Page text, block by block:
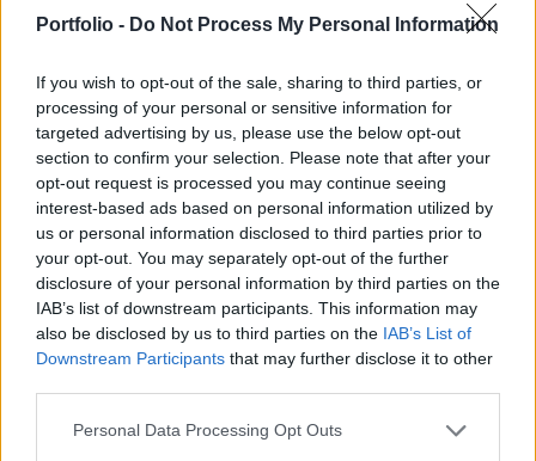
Portfolio - Do Not Process My Personal Information
If you wish to opt-out of the sale, sharing to third parties, or
processing of your personal or sensitive information for
targeted advertising by us, please use the below opt-out
section to confirm your selection. Please note that after your
opt-out request is processed you may continue seeing
interest-based ads based on personal information utilized by
us or personal information disclosed to third parties prior to
your opt-out. You may separately opt-out of the further
disclosure of your personal information by third parties on the
IAB’s list of downstream participants. This information may
also be disclosed by us to third parties on the IAB’s List of
Downstream Participants that may further disclose it to other
Personal Data Processing Opt Outs
októberben – jelentette a Központi Statisztikai
Hivatal. A bővülést az energiaárak
normalizálódása okozza az import oldalán.
A külkereskedelmi termékforgalom az első becslés szerint
1 milliárd euró volt, de októberben az előző hónaphoz
viszonyítva a külkereskedelmi termékforgalom szintje az
exportoldalon 0,6 százalékkal csökkent, míg az
importoldalon 1,9 százalékkal nőtt Az előző év tizedik
hónapjához képest az export euróban számított értéke 1,2
százalékkal nagyobb, míg az importé 13...
KEDVES OLVASÓNK!
tartozik, melynek olvasása előfizetéses